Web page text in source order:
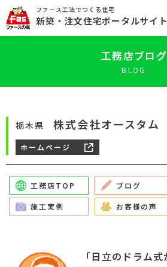
ファース工法でつくる住宅
新築 ・注文住宅ポータルサイト
工務店ブログ
BLOG
栃木県 株式会社オースタム
ホームページ
工務店TOP ブログ
施工実例 お客様の声